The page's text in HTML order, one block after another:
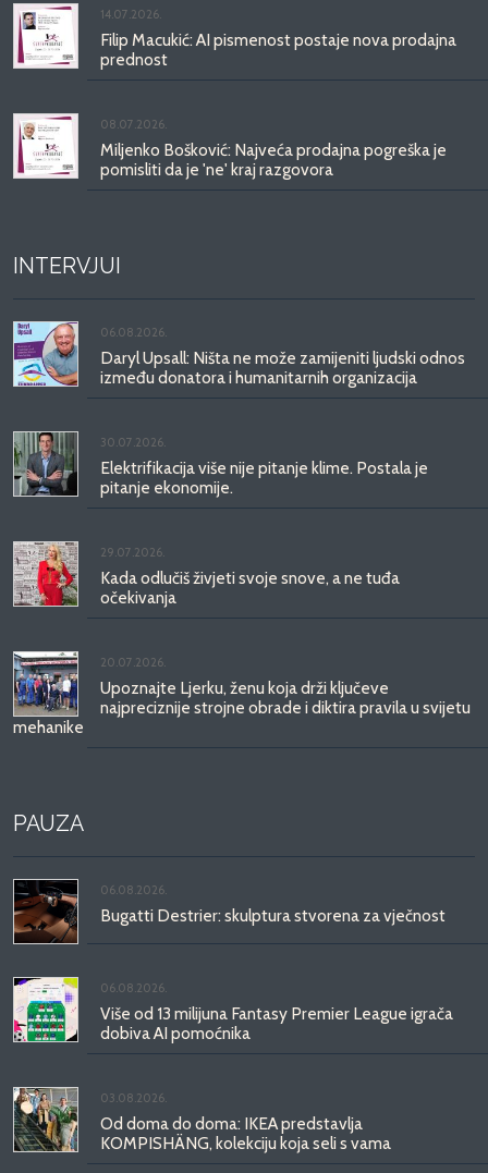
14.07.2026.
Filip Macukić: AI pismenost postaje nova prodajna
prednost
08.07.2026.
Miljenko Bošković: Najveća prodajna pogreška je
pomisliti da je 'ne' kraj razgovora
INTERVJUI
06.08.2026.
Daryl Upsall: Ništa ne može zamijeniti ljudski odnos
između donatora i humanitarnih organizacija
30.07.2026.
Elektrifikacija više nije pitanje klime. Postala je
pitanje ekonomije.
29.07.2026.
Kada odlučiš živjeti svoje snove, a ne tuđa
očekivanja
20.07.2026.
Upoznajte Ljerku, ženu koja drži ključeve
najpreciznije strojne obrade i diktira pravila u svijetu
mehanike
PAUZA
06.08.2026.
Bugatti Destrier: skulptura stvorena za vječnost
06.08.2026.
Više od 13 milijuna Fantasy Premier League igrača
dobiva AI pomoćnika
03.08.2026.
Od doma do doma: IKEA predstavlja
KOMPISHÄNG, kolekciju koja seli s vama